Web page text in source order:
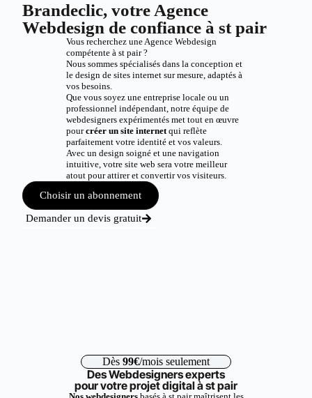
Brandeclic, votre Agence
Webdesign de confiance à st pair
Vous recherchez une Agence Webdesign
compétente à st pair ?
Nous sommes spécialisés dans la conception et
le design de sites internet sur mesure, adaptés à
vos besoins.
Que vous soyez une entreprise locale ou un
professionnel indépendant, notre équipe de
webdesigners expérimentés met tout en œuvre
pourcréer un site internetqui reflète
parfaitement votre identité et vos valeurs.
Avec un design soigné et une navigation
intuitive, votre site web sera votre meilleur
atout pour attirer et convertir vos visiteurs.
Choisir un abonnement
Demander un devis gratuit
Dès 99€/mois seulement
Des Webdesigners experts
pour votre projet digital à st pair